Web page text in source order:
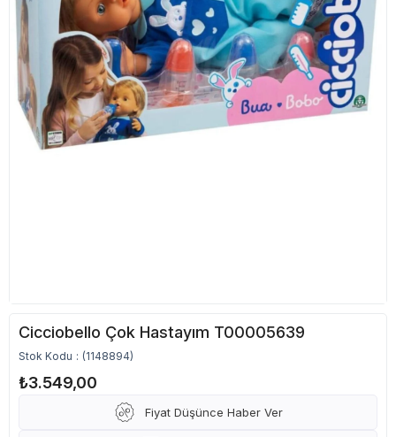
Cicciobello Çok Hastayım T00005639
Stok Kodu (1148894)
₺3.549,00
Fiyat Düşünce Haber Ver